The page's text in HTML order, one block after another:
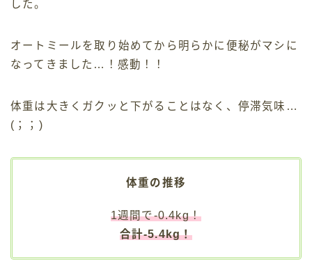
した。
オートミールを取り始めてから明らかに便秘がマシに
なってきました…！感動！！
体重は大きくガクッと下がることはなく、停滞気味…
(；；)
体重の推移
1週間で-0.4kg！
合計-5.4kg！